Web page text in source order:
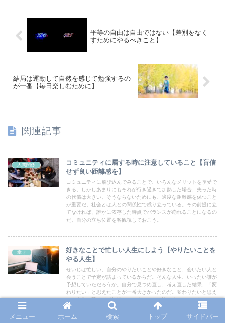
平等の自由は自由ではない【差別をなく
すためにやるべきこと】
結局は運動して自然を感じて勉強するの
が一番【毎日楽しむために】
関連記事
人間関係
コミュニティに属する時に注意していること【盲信
せず良い距離感を】
コミュニティに飛び込んでみることで、いろんなメリットを享受で
きる。しかしあまりにもそれが行き過ぎて加熱した場合、失った時
の代償は大きい。そうならないためにも、適度な距離感を保つこと
が重要だ。社会とは人との関係性で成り立っている。その前提に立
てなければ、誰かに依存した時点でバランスが崩れることになるの
だ。自分の立ち位置を客観視しておこう。
幸せ
好きなことで忙しい人生にしよう【やりたいことを
やる人生】
せいじは忙しい。自分のやりたいことや好きなこと、会いたい人と
会うことで予定が詰まっているからだ。そんな人生、いったい誰が
予想していただろうか。自分で見つめ直し、考え直した結果、「変
わりたい」と思えたことが一番大きかったのだ。変わりたいと思え
たら人生は驚くほど好転していく。さぁ、忙しくしていこう
メニュー ホーム 検索 トップ サイドバー